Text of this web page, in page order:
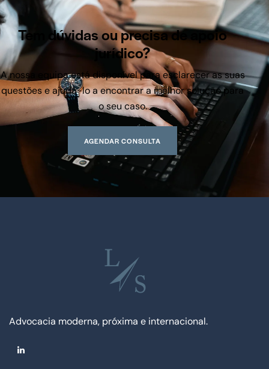
Tem dúvidas ou precisa de apoio
jurídico?
A nossa equipa está disponível para esclarecer as suas
questões e ajudá-lo a encontrar a melhor solução para
o seu caso.
AGENDAR CONSULTA
Advocacia moderna, próxima e internacional.